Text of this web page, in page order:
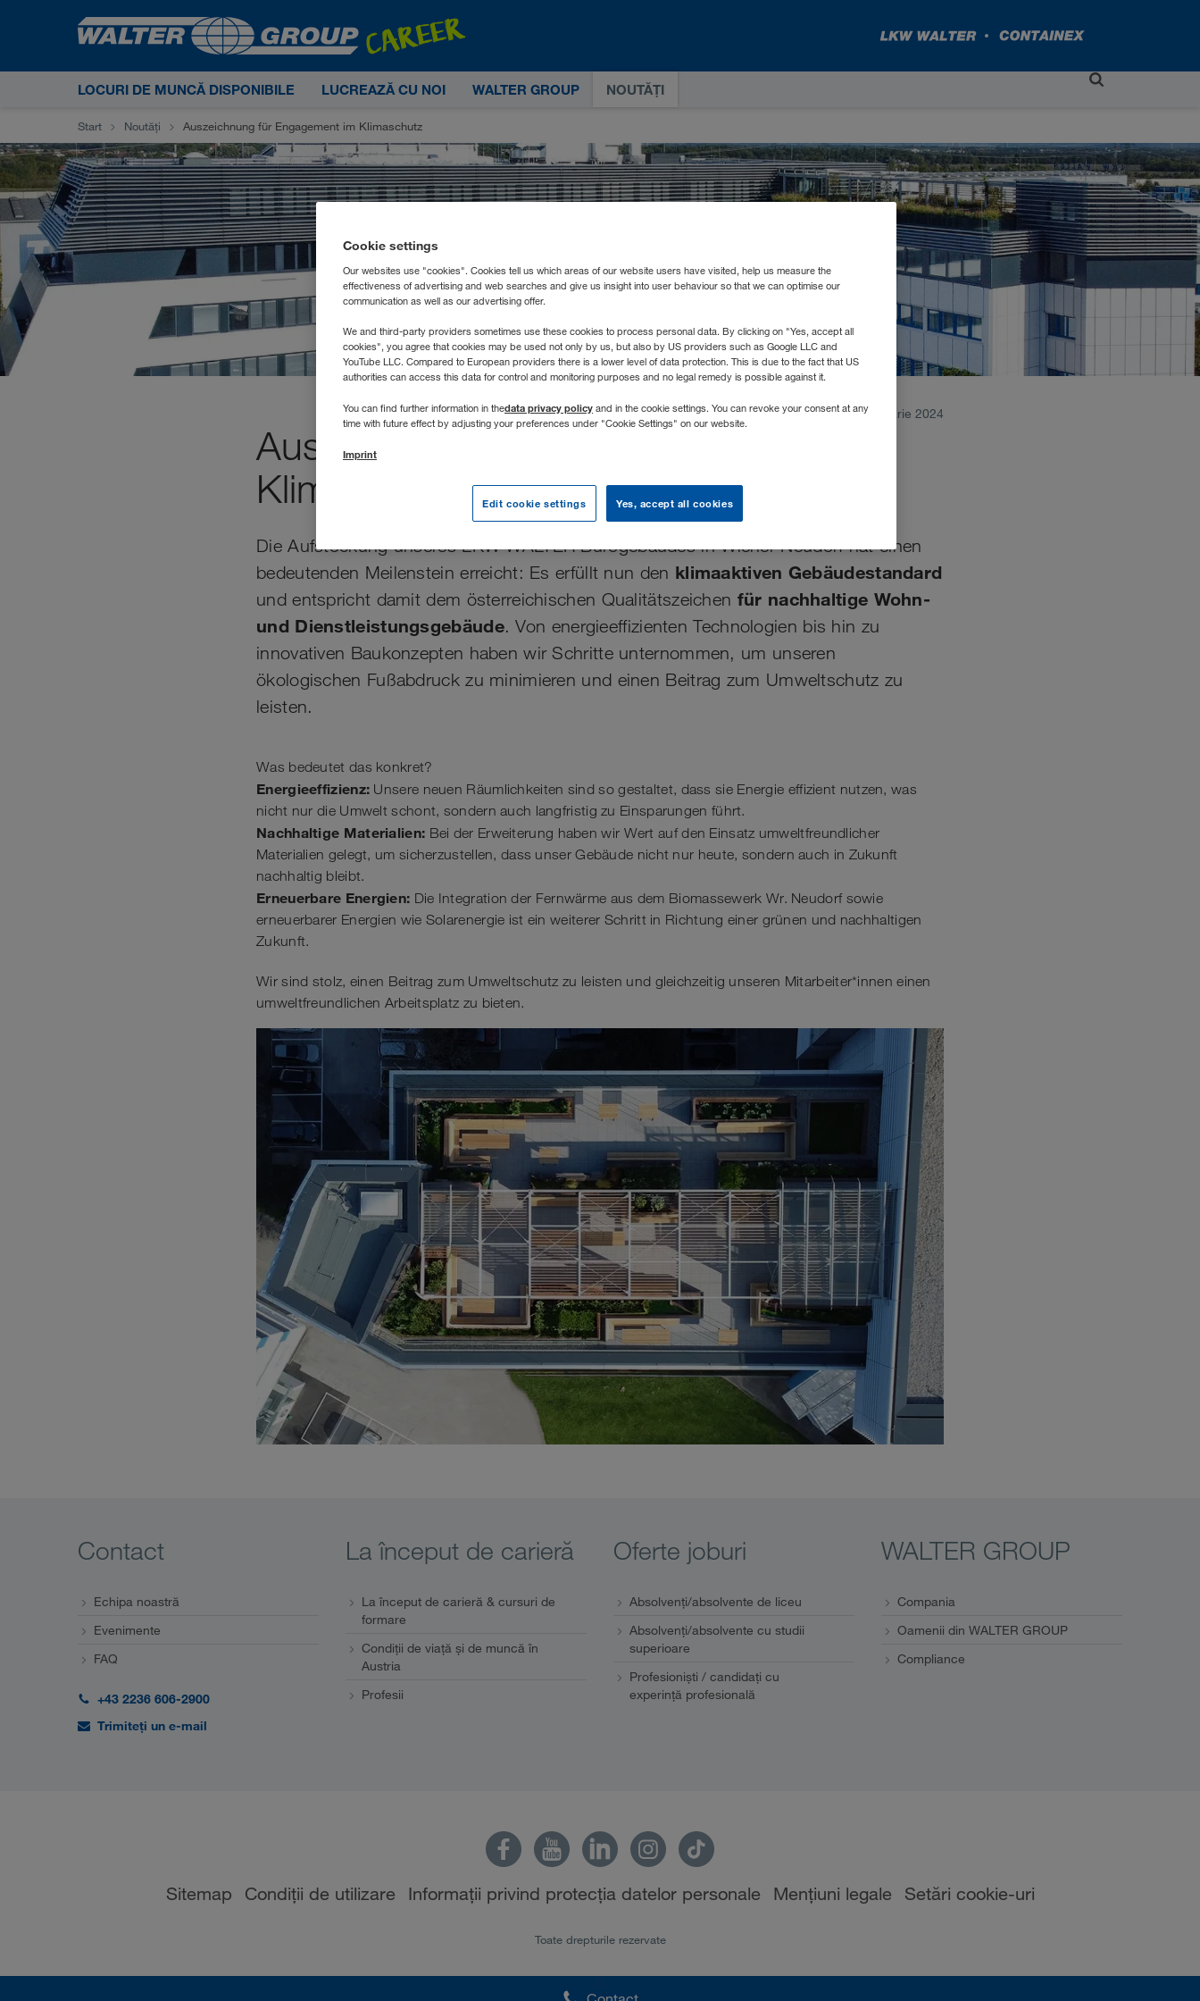
LOCURI DE MUNCĂ DISPONIBILE LUCREAZĂ CU NOI WALTER GROUP NOUTĂȚI
Start Noutăți Auszeichnung für Engagement im Klimaschutz
ianuarie 2024
Auszeichnung für Engagement im
Klimaschutz
Die Aufstockung unseres LKW WALTER Bürogebäudes in Wiener Neudorf hat einen
bedeutenden Meilenstein erreicht: Es erfüllt nun den klimaaktiven Gebäudestandard
und entspricht damit dem österreichischen Qualitätszeichen für nachhaltige Wohn-
und Dienstleistungsgebäude. Von energieeffizienten Technologien bis hin zu
innovativen Baukonzepten haben wir Schritte unternommen, um unseren
ökologischen Fußabdruck zu minimieren und einen Beitrag zum Umweltschutz zu
leisten.
Was bedeutet das konkret?
Energieeffizienz: Unsere neuen Räumlichkeiten sind so gestaltet, dass sie Energie effizient nutzen, was
nicht nur die Umwelt schont, sondern auch langfristig zu Einsparungen führt.
Nachhaltige Materialien: Bei der Erweiterung haben wir Wert auf den Einsatz umweltfreundlicher
Materialien gelegt, um sicherzustellen, dass unser Gebäude nicht nur heute, sondern auch in Zukunft
nachhaltig bleibt.
Erneuerbare Energien: Die Integration der Fernwärme aus dem Biomassewerk Wr. Neudorf sowie
erneuerbarer Energien wie Solarenergie ist ein weiterer Schritt in Richtung einer grünen und nachhaltigen
Zukunft.
Wir sind stolz, einen Beitrag zum Umweltschutz zu leisten und gleichzeitig unseren Mitarbeiter*innen einen
umweltfreundlichen Arbeitsplatz zu bieten.
Contact
Echipa noastră
Evenimente
FAQ
+43 2236 606-2900
Trimiteți un e-mail
La început de carieră
La început de carieră & cursuri de
formare
Condiţii de viaţă şi de muncă în
Austria
Profesii
Oferte joburi
Absolvenți/absolvente de liceu
Absolvenți/absolvente cu studii
superioare
Profesionişti / candidaţi cu
experinţă profesională
WALTER GROUP
Compania
Oamenii din WALTER GROUP
Compliance
Sitemap Condiții de utilizare Informații privind protecția datelor personale Mențiuni legale Setări cookie-uri
Toate drepturile rezervate
Cookie settings
Our websites use "cookies". Cookies tell us which areas of our website users have visited, help us measure the
effectiveness of advertising and web searches and give us insight into user behaviour so that we can optimise our
communication as well as our advertising offer.
We and third-party providers sometimes use these cookies to process personal data. By clicking on "Yes, accept all
cookies", you agree that cookies may be used not only by us, but also by US providers such as Google LLC and
YouTube LLC. Compared to European providers there is a lower level of data protection. This is due to the fact that US
authorities can access this data for control and monitoring purposes and no legal remedy is possible against it.
You can find further information in thedata privacy policy and in the cookie settings. You can revoke your consent at any
time with future effect by adjusting your preferences under "Cookie Settings" on our website.
Imprint
Edit cookie settings Yes, accept all cookies